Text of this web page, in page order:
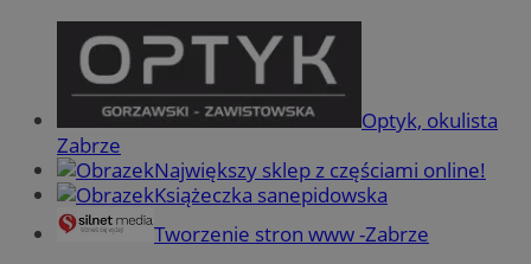
Optyk, okulista
Zabrze
Największy sklep z częściami online!
Książeczka sanepidowska
Tworzenie stron www -Zabrze